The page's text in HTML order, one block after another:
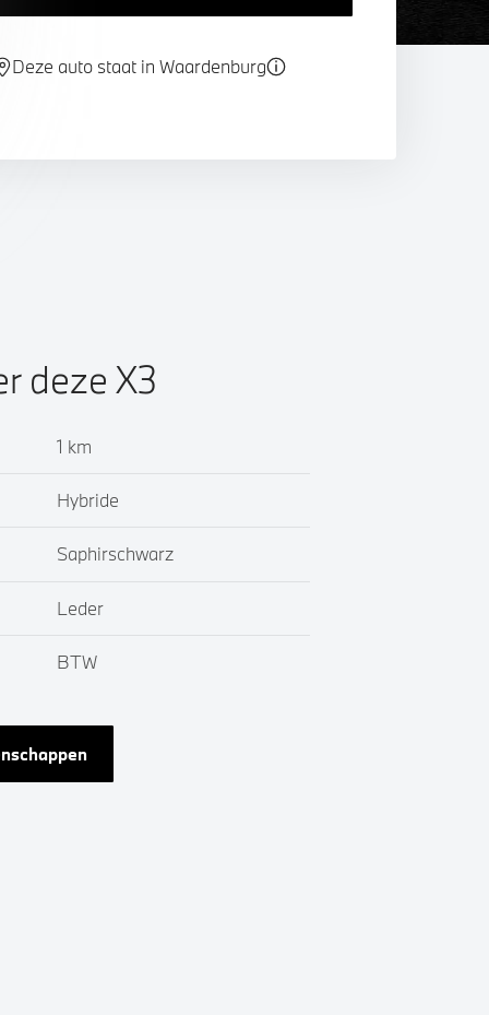
Deze auto staat in Waardenburg
deze X3
1 km
Hybride
Saphirschwarz
Leder
BTW